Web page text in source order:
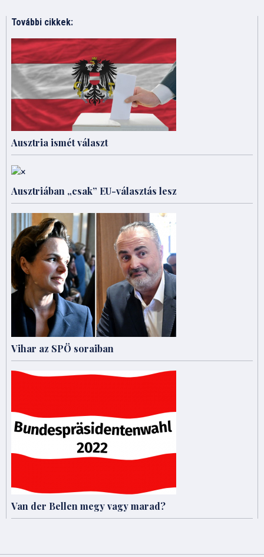
További cikkek:
Ausztria ismét választ
Ausztriában „csak” EU-választás lesz
Vihar az SPÖ soraiban
Van der Bellen megy vagy marad?